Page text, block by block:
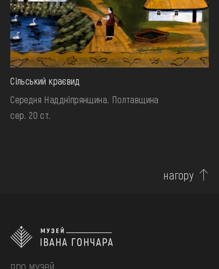
Сільський краєвид
Середня Наддніпрянщина. Полтавщина
сер. 20 ст.
нагору
про музей